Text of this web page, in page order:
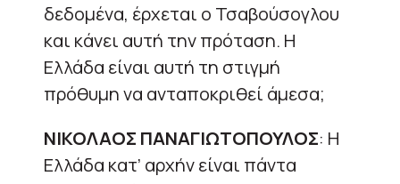
δεδομένα, έρχεται ο Τσαβούσογλου
και κάνει αυτή την πρόταση. Η
Ελλάδα είναι αυτή τη στιγμή
πρόθυμη να ανταποκριθεί άμεσα;
ΝΙΚΟΛΑΟΣ ΠΑΝΑΓΙΩΤΟΠΟΥΛΟΣ: Η
Ελλάδα κατ’ αρχήν είναι πάντα